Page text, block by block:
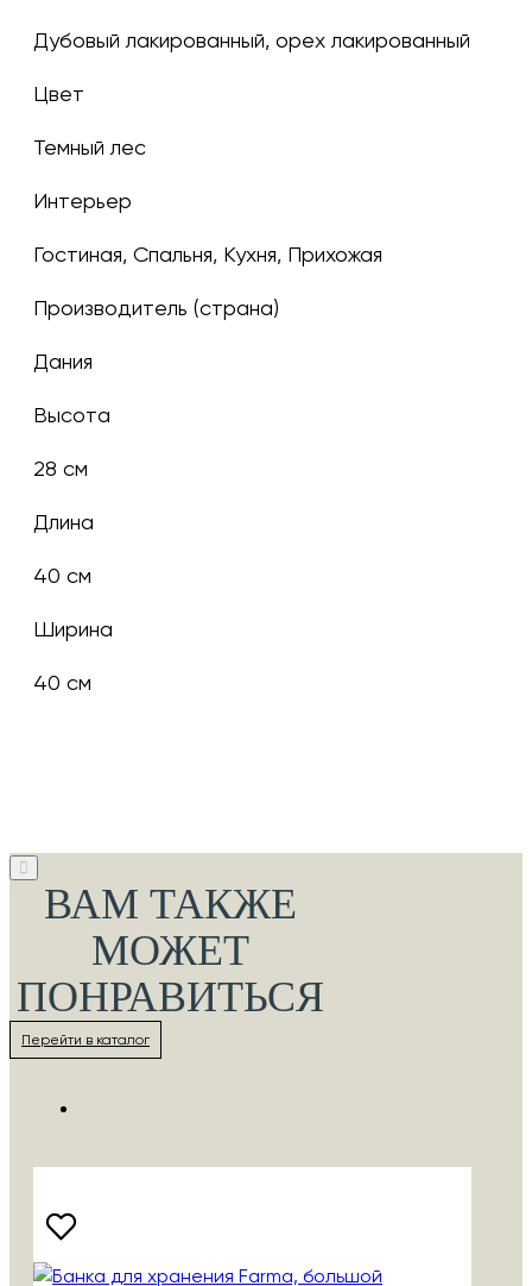
Дубовый лакированный, орех лакированный
Цвет
темный лес
Интерьер
Гостиная, Спальня, Кухня, Прихожая
Производитель (страна)
Дания
Высота
28 см
Длина
40 см
Ширина
40 см
ВАМ ТАКЖЕ
МОЖЕТ
ПОНРАВИТЬСЯ
Перейти в каталог